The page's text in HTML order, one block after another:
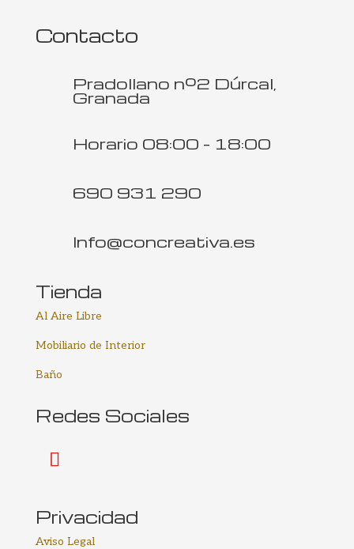
Contacto
Pradollano nº2 Dúrcal,
Granada
Horario 08:00 - 18:00
690 931 290
Info@concreativa.es
Tienda
Al Aire Libre
Mobiliario de Interior
Baño
Redes Sociales
Privacidad
Aviso Legal